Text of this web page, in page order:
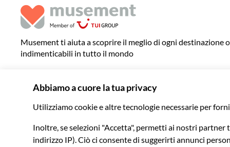
Musement ti aiuta a scoprire il meglio di ogni destinazione
indimenticabili in tutto il mondo